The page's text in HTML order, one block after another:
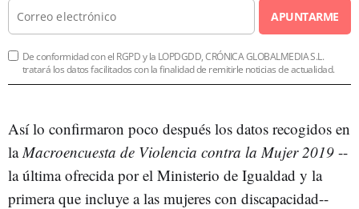
APUNTARME
De conformidad con el RGPD y la LOPDGDD, CRÓNICA GLOBALMEDIA S.L.
tratará los datos facilitados con la finalidad de remitirle noticias de actualidad.
Así lo confirmaron poco después los datos recogidos en
la Macroencuesta de Violencia contra la Mujer 2019 --
la última ofrecida por el Ministerio de Igualdad y la
primera que incluye a las mujeres con discapacidad--